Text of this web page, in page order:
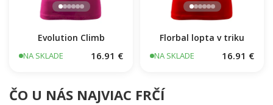
Evolution Climb
NA SKLADE 16.91 €
Florbal lopta v triku
NA SKLADE 16.91 €
ČO U NÁS NAJVIAC FRČÍ